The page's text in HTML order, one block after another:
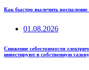
Как быстро вылечить
01.08.2026
Снижение себестоимости
инвестируют в собственную